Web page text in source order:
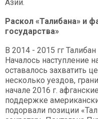
Азии.
Раскол «Талибана» и
государства»
В 2014 - 2015 гг
Началось наступление
оставалось захватить
несколько уездов,
начале 2016 г.
поддержке
подорвали позиции